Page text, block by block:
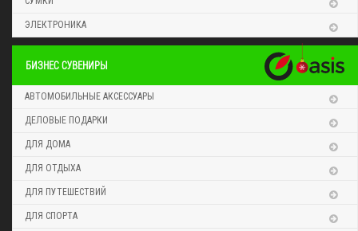
ЭЛЕКТРОНИКА
БИЗНЕС СУВЕНИРЫ
АВТОМОБИЛЬНЫЕ АКСЕССУАРЫ
ДЕЛОВЫЕ ПОДАРКИ
ДЛЯ ДОМА
ДЛЯ ОТДЫХА
ДЛЯ ПУТЕШЕСТВИЙ
ДЛЯ СПОРТА